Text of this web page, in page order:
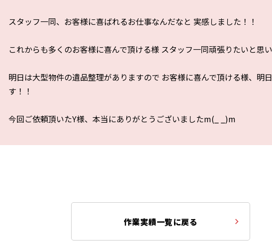
スタッフ一同、お客様に喜ばれるお仕事なんだなと 実感しました！！
これからも多くのお客様に喜んで頂ける様 スタッフ一同頑張りたいと思
明日は大型物件の遺品整理がありますので お客様に喜んで頂ける様、明
す！！
今回ご依頼頂いたY様、本当にありがとうございましたm(_ _)m
作業実績一覧に戻る